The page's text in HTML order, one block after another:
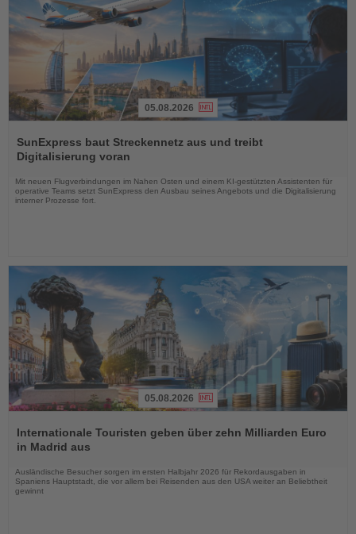
Sie
die
Nachrichten
05.08.2026
SunExpress baut Streckennetz aus und treibt
Digitalisierung voran
Mit neuen Flugverbindungen im Nahen Osten und einem KI-gestützten Assistenten für
operative Teams setzt SunExpress den Ausbau seines Angebots und die Digitalisierung
interner Prozesse fort.
Sie
die
05.08.2026
Internationale Touristen geben über zehn Milliarden Euro
in Madrid aus
Ausländische Besucher sorgen im ersten Halbjahr 2026 für Rekordausgaben in
Spaniens Hauptstadt, die vor allem bei Reisenden aus den USA weiter an Beliebtheit
gewinnt